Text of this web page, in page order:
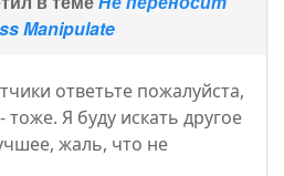
Manipulate
ответьте пожалуйста,
Я буду искать другое
жаль, что не